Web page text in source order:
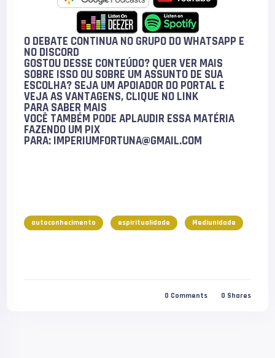
O DEBATE CONTINUA NO GRUPO DO WHATSAPP E
NO DISCORD
GOSTOU DESSE CONTEÚDO? QUER VER MAIS
SOBRE ISSO OU SOBRE UM ASSUNTO DE SUA
ESCOLHA? SEJA UM APOIADOR DO PORTAL E
VEJA AS VANTAGENS, CLIQUE NO LINK
PARA SABER MAIS
VOCÊ TAMBÉM PODEAPLAUDIR ESSA MATÉRIA
FAZENDO UM PIX
PARA: IMPERIUMFORTUNA@GMAIL.COM
autoconhecimento espiritualidade Mediunidade
0 Comments 0 Shares